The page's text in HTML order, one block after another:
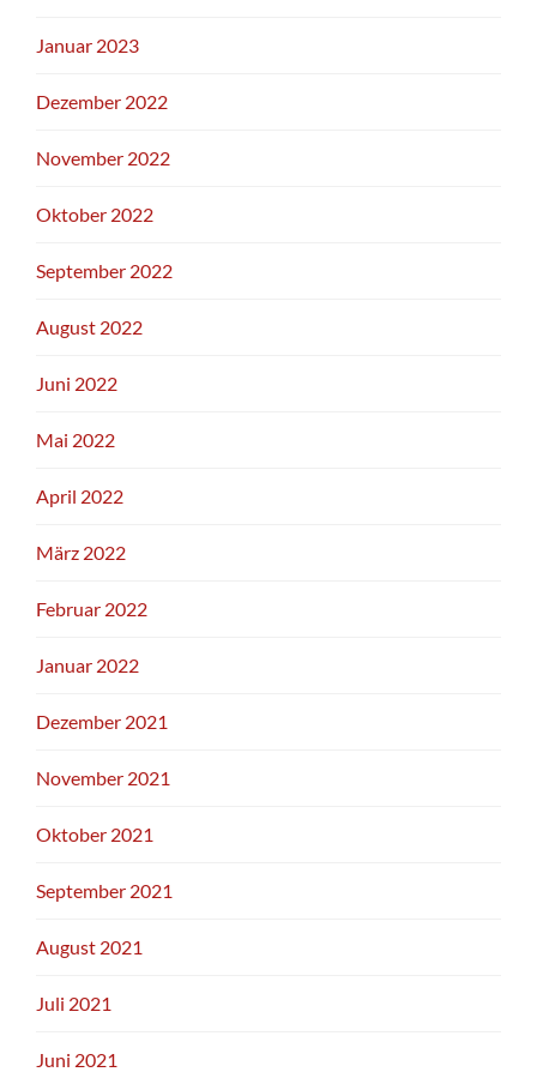
Januar 2023
Dezember 2022
November 2022
Oktober 2022
September 2022
August 2022
Juni 2022
Mai 2022
April 2022
März 2022
Februar 2022
Januar 2022
Dezember 2021
November 2021
Oktober 2021
September 2021
August 2021
Juli 2021
Juni 2021